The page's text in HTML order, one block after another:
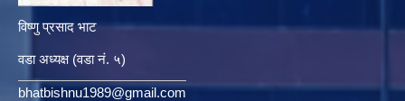
विष्णु प्रसाद भाट
वडा अध्यक्ष (वडा नं. ५)
bhatbishnu1989@gmail.com